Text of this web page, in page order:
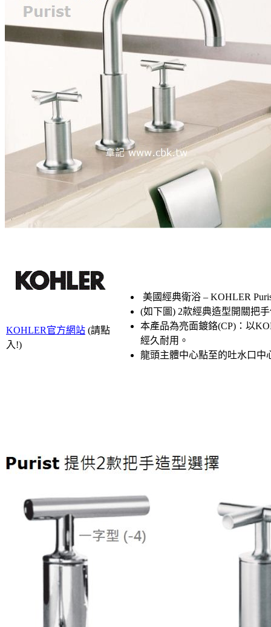
KOHLER官方網站 (請點
入!)
美國經典衛浴 – KOHLER
(如下圖) 2款經典造型開關把
本產品為亮面鍍鉻(CP)：以
經久耐用。
龍頭主體中心點至的吐水口中